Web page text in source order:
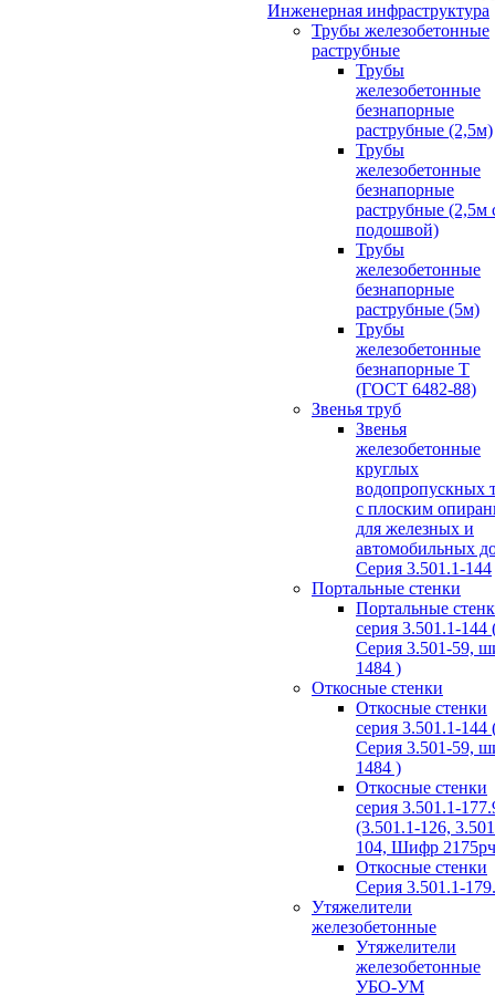
Инженерная инфраструктура
Трубы железобетонные
раструбные
Трубы
железобетонные
безнапорные
раструбные (2,5м)
Трубы
железобетонные
безнапорные
раструбные (2,5м
подошвой)
Трубы
железобетонные
безнапорные
раструбные (5м)
Трубы
железобетонные
безнапорные Т
(ГОСТ 6482-88)
Звенья труб
Звенья
железобетонные
круглых
водопропускных
с плоским
для железных и
автомобильных
Серия 3.501.1-144
Портальные стенки
Портальные
серия 3.501.1-144
Серия 3.501-59,
1484 )
Откосные стенки
Откосные стенки
серия 3.501.1-144
Серия 3.501-59,
1484 )
Откосные стенки
серия 3.501.1-
(3.501.1-126,
104, Шифр
Откосные стенки
Серия 3.501.1-
Утяжелители
железобетонные
Утяжелители
железобетонные
УБО-УМ